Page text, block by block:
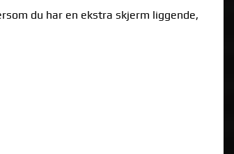
du har en ekstra skjerm liggende,